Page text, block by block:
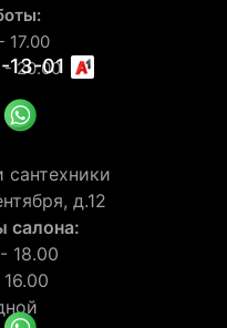
17.00
- 20.00
13-01
сантехники
д.12
салона:
18.00